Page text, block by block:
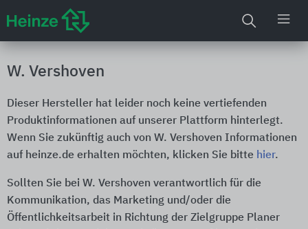
W. Vershoven
Dieser Hersteller hat leider noch keine vertiefenden
Produktinformationen auf unserer Plattform hinterlegt.
Wenn Sie zukünftig auch von W. Vershoven Informationen
auf heinze.de erhalten möchten, klicken Sie bitte hier.
Sollten Sie bei W. Vershoven verantwortlich für die
Kommunikation, das Marketing und/oder die
Öffentlichkeitsarbeit in Richtung der Zielgruppe Planer